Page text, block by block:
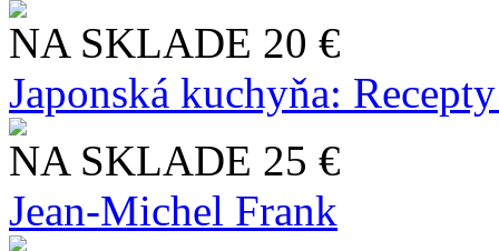
NA SKLADE 20 €
Japonská kuchyňa:
NA SKLADE 25 €
Jean-Michel Frank